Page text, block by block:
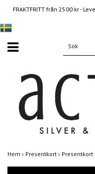
FRAKTFRITT från 2500 kr -
Hem › Presentkort › Presentkort